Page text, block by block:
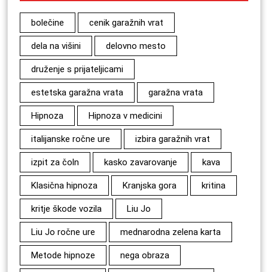
bolečine cenik garažnih vrat
dela na višini delovno mesto
druženje s prijateljicami
estetska garažna vrata garažna vrata
Hipnoza Hipnoza v medicini
italijanske ročne ure izbira garažnih vrat
izpit za čoln kasko zavarovanje kava
Klasična hipnoza Kranjska gora kritina
kritje škode vozila Liu Jo
Liu Jo ročne ure mednarodna zelena karta
Metode hipnoze nega obraza